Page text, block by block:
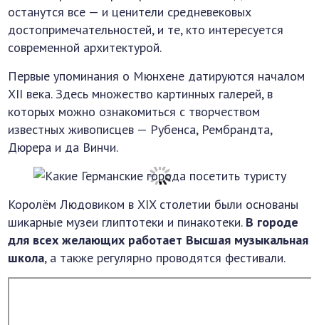
останутся все — и ценители средневековых
достопримечательностей, и те, кто интересуется
современной архитектурой.
Первые упоминания о Мюнхене датируются началом
XII века. Здесь множество картинных галерей, в
которых можно ознакомиться с творчеством
известных живописцев — Рубенса, Рембрандта,
Дюрера и да Винчи.
Королём Людовиком в XIX столетии были основаны
шикарные музеи глиптотеки и пинакотеки. В городе
для всех желающих работает Высшая музыкальная
школа, а также регулярно проводятся фестивали.